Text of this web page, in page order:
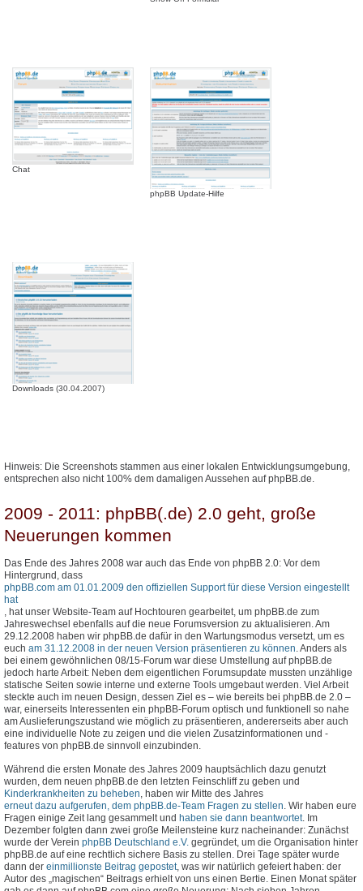
Chat
phpBB Update-Hilfe
Downloads (30.04.2007)
Hinweis: Die Screenshots stammen aus einer lokalen Entwicklungsumgebung,
entsprechen also nicht 100% dem damaligen Aussehen auf phpBB.de.
2009 - 2011: phpBB(.de) 2.0 geht, große
Neuerungen kommen
Das Ende des Jahres 2008 war auch das Ende von phpBB 2.0: Vor dem
Hintergrund, dass
phpBB.com am 01.01.2009 den offiziellen Support für diese Version eingestellt
hat
, hat unser Website-Team auf Hochtouren gearbeitet, um phpBB.de zum
Jahreswechsel ebenfalls auf die neue Forumsversion zu aktualisieren. Am
29.12.2008 haben wir phpBB.de dafür in den Wartungsmodus versetzt, um es
euch am 31.12.2008 in der neuen Version präsentieren zu können. Anders als
bei einem gewöhnlichen 08/15-Forum war diese Umstellung auf phpBB.de
jedoch harte Arbeit: Neben dem eigentlichen Forumsupdate mussten unzählige
statische Seiten sowie interne und externe Tools umgebaut werden. Viel Arbeit
steckte auch im neuen Design, dessen Ziel es – wie bereits bei phpBB.de 2.0 –
war, einerseits Interessenten ein phpBB-Forum optisch und funktionell so nahe
am Auslieferungszustand wie möglich zu präsentieren, andererseits aber auch
eine individuelle Note zu zeigen und die vielen Zusatzinformationen und -
features von phpBB.de sinnvoll einzubinden.
Während die ersten Monate des Jahres 2009 hauptsächlich dazu genutzt
wurden, dem neuen phpBB.de den letzten Feinschliff zu geben und
Kinderkrankheiten zu beheben, haben wir Mitte des Jahres
erneut dazu aufgerufen, dem phpBB.de-Team Fragen zu stellen. Wir haben eure
Fragen einige Zeit lang gesammelt und haben sie dann beantwortet. Im
Dezember folgten dann zwei große Meilensteine kurz nacheinander: Zunächst
wurde der Verein phpBB Deutschland e.V. gegründet, um die Organisation hinter
phpBB.de auf eine rechtlich sichere Basis zu stellen. Drei Tage später wurde
dann der einmillionste Beitrag gepostet, was wir natürlich gefeiert haben: der
Autor des „magischen“ Beitrags erhielt von uns einen Bertie. Einen Monat später